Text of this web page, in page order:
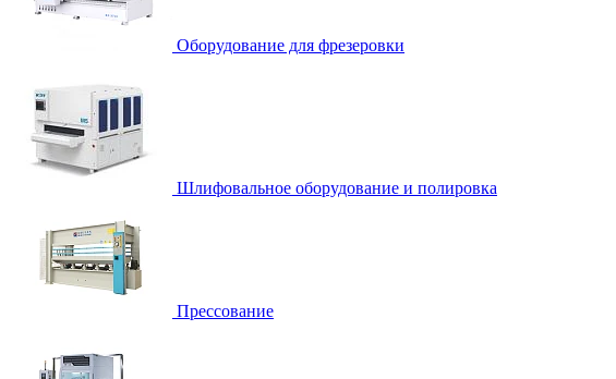
Оборудование для фрезеровки
Шлифовальное оборудование и полировка
Прессование